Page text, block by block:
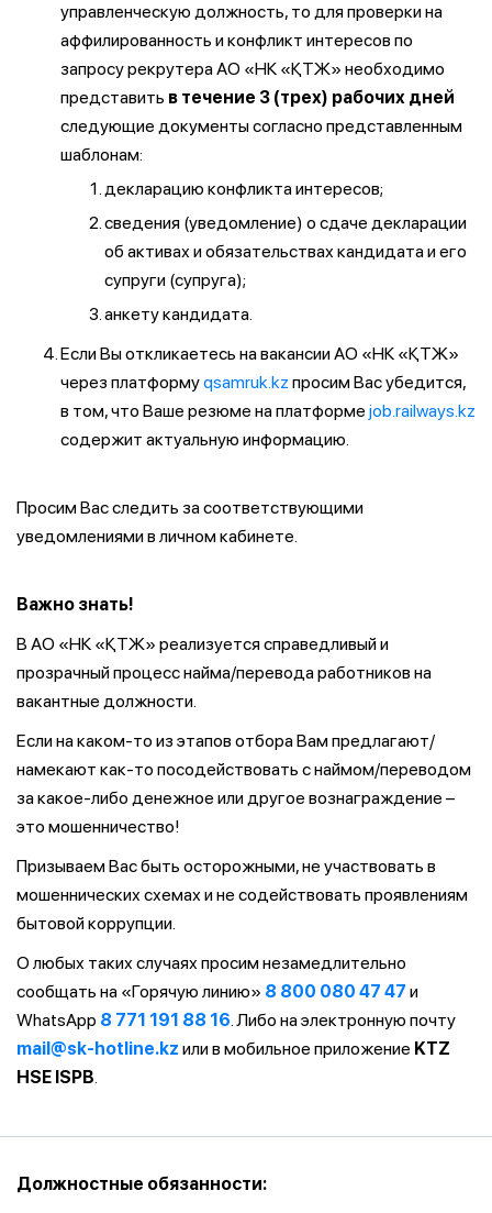
управленческую должность, то для проверки на
аффилированность и конфликт интересов по
запросу рекрутера АО «НК «ҚТЖ» необходимо
представить в течение 3 (трех) рабочих дней
следующие документы согласно представленным
шаблонам:
декларацию конфликта интересов;
сведения (уведомление) о сдаче декларации
об активах и обязательствах кандидата и его
супруги (супруга);
анкету кандидата.
Если Вы откликаетесь на вакансии АО «НК «ҚТЖ»
через платформуqsamruk.kz просим Вас убедится,
в том, что Ваше резюме на платформе job.railways.kz
содержит актуальную информацию.
Просим Вас следить за соответствующими
уведомлениями в личном кабинете.
Важно знать!
В АО «НК «ҚТЖ» реализуется справедливый и
прозрачный процесс найма/перевода работников на
вакантные должности.
Если на каком-то из этапов отбора Вам предлагают/
намекают как-то посодействовать с наймом/переводом
за какое-либо денежное или другое вознаграждение –
это мошенничество!
Призываем Вас быть осторожными, не участвовать в
мошеннических схемах и не содействовать проявлениям
бытовой коррупции.
О любых таких случаях просим незамедлительно
сообщать на «Горячую линию» 8 800 080 47 47 и
WhatsApp 8 771 191 88 16. Либо на электронную почту
mail@sk-hotline.kz или в мобильное приложение KTZ
HSE ISPB.
Должностные обязанности: